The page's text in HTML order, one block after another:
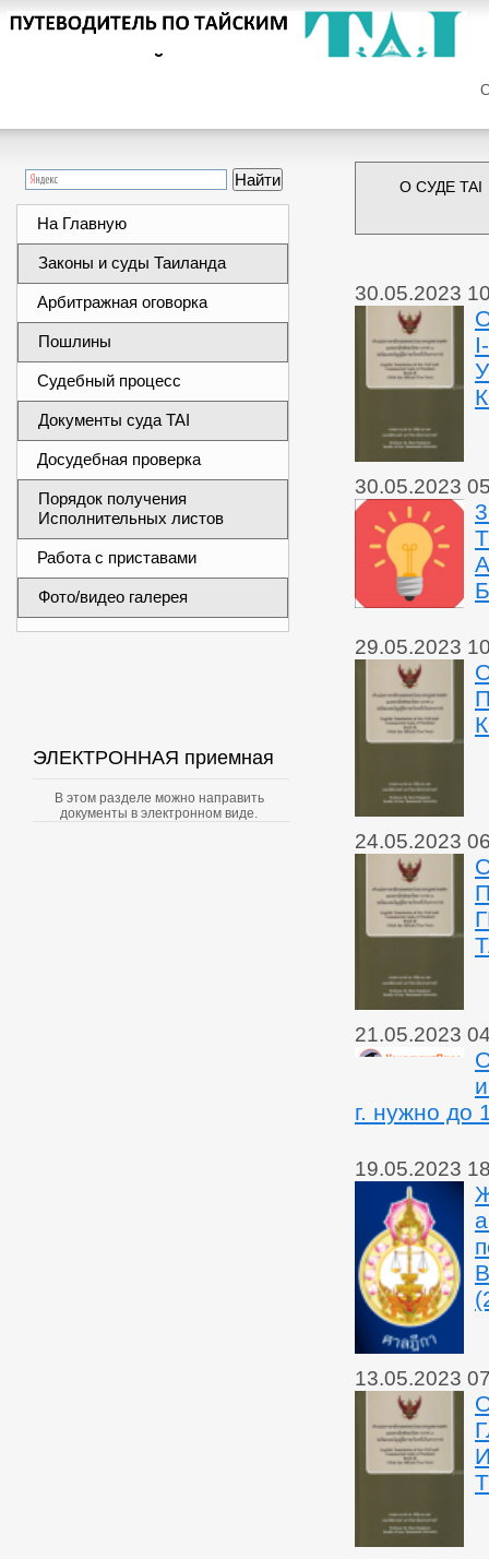
На Главную
Законы и суды Таиланда
Арбитражная оговорка
Пошлины
Судебный процесс
Документы суда TAI
Досудебная проверка
Порядок получения
Исполнительных листов
Работа с приставами
Фото/видео галерея
ЭЛЕКТРОННАЯ приемная
В этом разделе можно направить
документы в электронном виде.
О СУДЕ TAI
30.05.2023
30.05.2023
29.05.2023
24.05.2023
21.05.2023
г. нужно
19.05.2023
13.05.2023